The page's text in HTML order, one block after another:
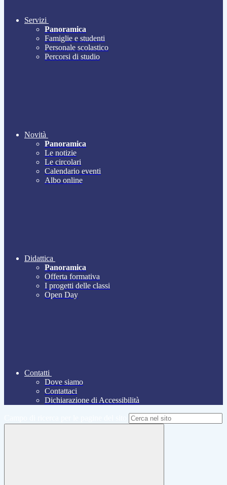
Servizi
Panoramica
Famiglie e studenti
Personale scolastico
Percorsi di studio
Novità
Panoramica
Le notizie
Le circolari
Calendario eventi
Albo online
Didattica
Panoramica
Offerta formativa
I progetti delle classi
Open Day
Contatti
Dove siamo
Contattaci
Dichiarazione di Accessibilità